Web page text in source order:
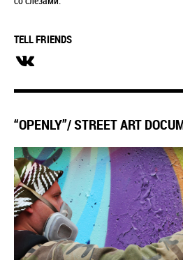
TELL FRIENDS
“OPENLY”/ STREET ART